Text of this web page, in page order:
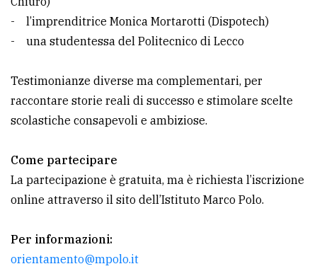
- l’imprenditrice Monica Mortarotti (Dispotech)
- una studentessa del Politecnico di Lecco
Testimonianze diverse ma complementari, per
raccontare storie reali di successo e stimolare scelte
scolastiche consapevoli e ambiziose.
Come partecipare
La partecipazione è gratuita, ma è richiesta l’iscrizione
online attraverso il sito dell’Istituto Marco Polo.
Per informazioni:
orientamento@mpolo.it